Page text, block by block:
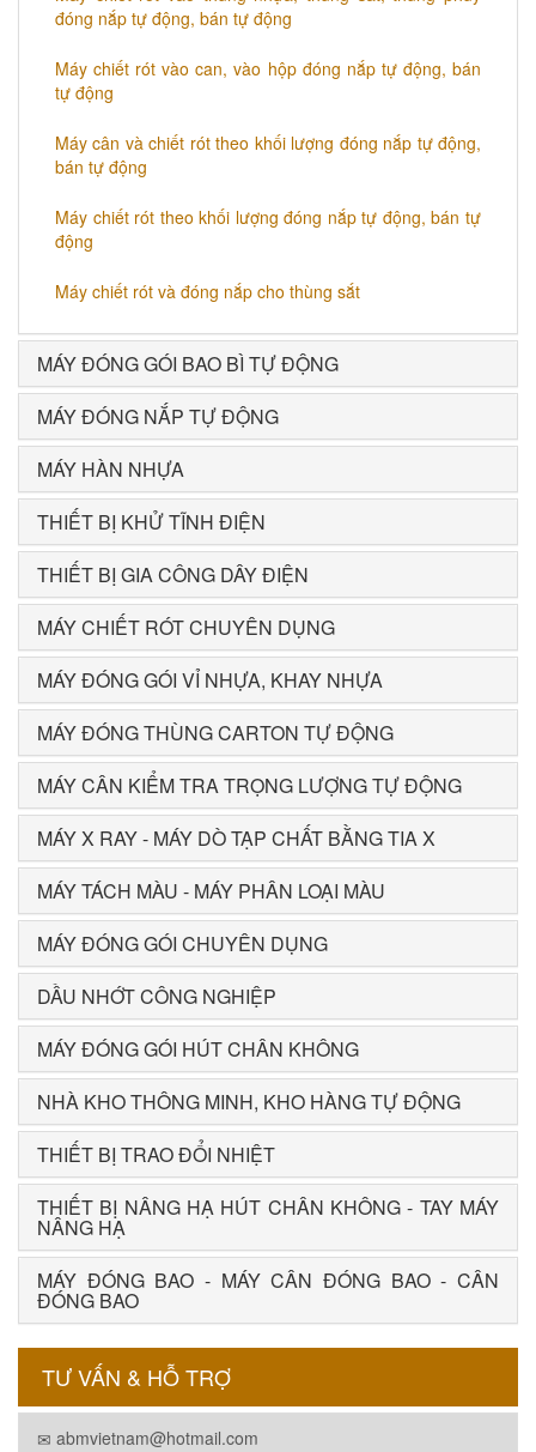
đóng nắp tự động, bán tự động
Máy chiết rót vào can, vào hộp đóng nắp tự động, bán
tự động
Máy cân và chiết rót theo khối lượng đóng nắp tự động,
bán tự động
Máy chiết rót theo khối lượng đóng nắp tự động, bán tự
động
Máy chiết rót và đóng nắp cho thùng sắt
MÁY ĐÓNG GÓI BAO BÌ TỰ ĐỘNG
MÁY ĐÓNG NẮP TỰ ĐỘNG
MÁY HÀN NHỰA
THIẾT BỊ KHỬ TĨNH ĐIỆN
THIẾT BỊ GIA CÔNG DÂY ĐIỆN
MÁY CHIẾT RÓT CHUYÊN DỤNG
MÁY ĐÓNG GÓI VỈ NHỰA, KHAY NHỰA
MÁY ĐÓNG THÙNG CARTON TỰ ĐỘNG
MÁY CÂN KIỂM TRA TRỌNG LƯỢNG TỰ ĐỘNG
MÁY X RAY - MÁY DÒ TẠP CHẤT BẰNG TIA X
MÁY TÁCH MÀU - MÁY PHÂN LOẠI MÀU
MÁY ĐÓNG GÓI CHUYÊN DỤNG
DẦU NHỚT CÔNG NGHIỆP
MÁY ĐÓNG GÓI HÚT CHÂN KHÔNG
NHÀ KHO THÔNG MINH, KHO HÀNG TỰ ĐỘNG
THIẾT BỊ TRAO ĐỔI NHIỆT
THIẾT BỊ NÂNG HẠ HÚT CHÂN KHÔNG - TAY MÁY
NÂNG HẠ
MÁY ĐÓNG BAO - MÁY CÂN ĐÓNG BAO - CÂN
ĐÓNG BAO
TƯ VẤN & HỖ TRỢ
abmvietnam@hotmail.com